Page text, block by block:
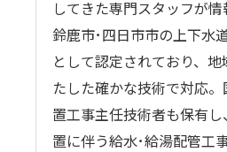
してきた専門スタッフが
鈴鹿市･四日市市の上下水
として認定されており、
たした確かな技術で対応
置工事主任技術者も保有
置に伴う給水･給湯配管工